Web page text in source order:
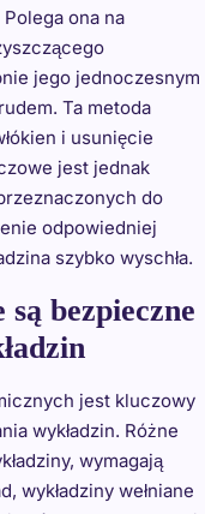
ona na
jego jednoczesnym
Ta metoda
i usunięcie
jest jednak
do
odpowiedniej
szybko wyschła.
bezpieczne
jest kluczowy
wykładzin. Różne
wymagają
wykładziny wełniane